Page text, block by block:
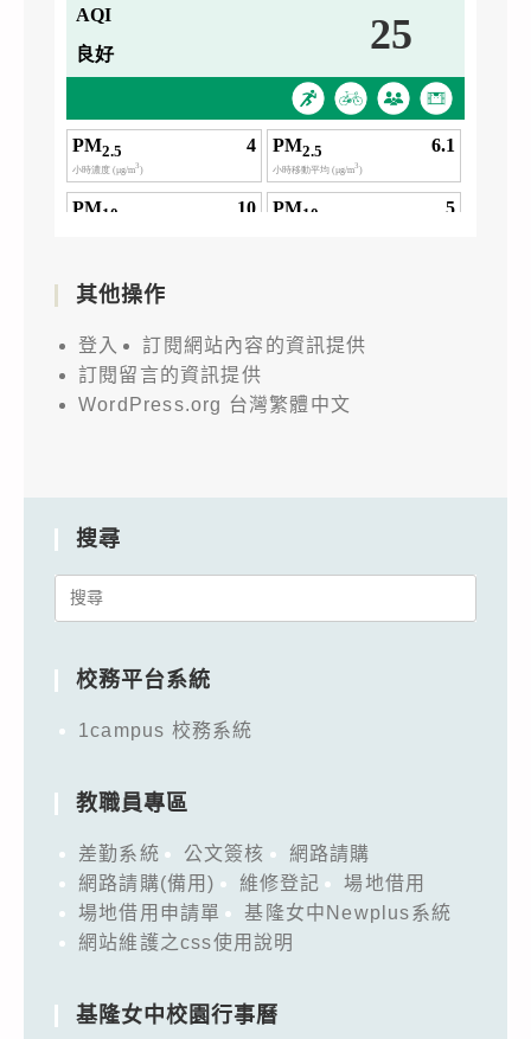
其他操作
登入
訂閱網站內容的資訊提供
訂閱留言的資訊提供
WordPress.org 台灣繁體中文
搜尋
Search
校務平台系統
1campus 校務系統
教職員專區
差勤系統 公文簽核
網路請購
網路請購(備用)
維修登記
場地借用
場地借用申請單
基隆女中Newplus系統
網站維護之css使用說明
基隆女中校園行事曆